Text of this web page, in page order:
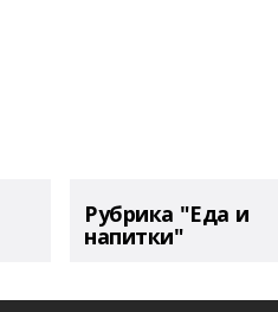
Рубрика "Еда и
напитки"